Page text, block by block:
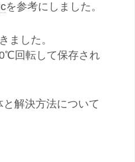
を参考にしました。
ました。
回転して保存され
解決方法について